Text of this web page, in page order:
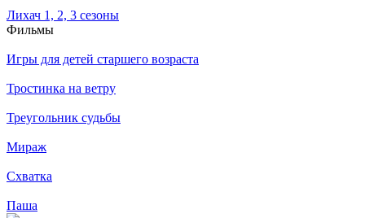
Лихач 1, 2, 3 сезоны
Филь­мы
Игры для детей старшего возраста
Тростинка на ветру
Треугольник судьбы
Мираж
Схватка
Паша